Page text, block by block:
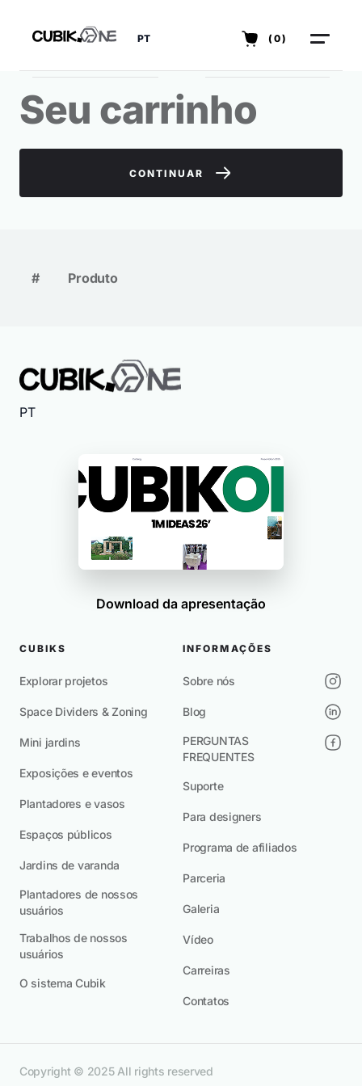
PT (0)
Seu carrinho
CONTINUAR
# Produto
PT
Download da apresentação
CUBIKS
Explorar projetos
Space Dividers & Zoning
Mini jardins
Exposições e eventos
Plantadores e vasos
Espaços públicos
Jardins de varanda
Plantadores de nossos
usuários
Trabalhos de nossos
usuários
O sistema Cubik
INFORMAÇÕES
Sobre nós
Blog
PERGUNTAS
FREQUENTES
Suporte
Para designers
Programa de afiliados
Parceria
Galeria
Vídeo
Carreiras
Contatos
Copyright © 2025 All rights reserved